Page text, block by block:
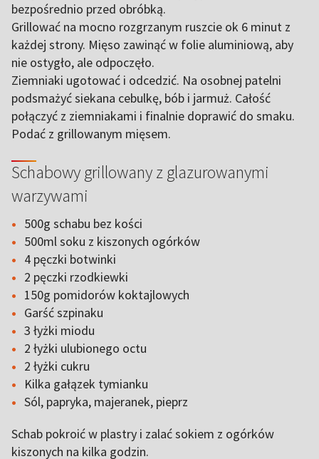
bezpośrednio przed obróbką.
Grillować na mocno rozgrzanym ruszcie ok 6 minut z
każdej strony. Mięso zawinąć w folie aluminiową, aby
nie ostygło, ale odpoczęło.
Ziemniaki ugotować i odcedzić. Na osobnej patelni
podsmażyć siekana cebulkę, bób i jarmuż. Całość
połączyć z ziemniakami i finalnie doprawić do smaku.
Podać z grillowanym mięsem.
Schabowy grillowany z glazurowanymi
warzywami
500g schabu bez kości
500ml soku z kiszonych ogórków
4 pęczki botwinki
2 pęczki rzodkiewki
150g pomidorów koktajlowych
Garść szpinaku
3 łyżki miodu
2 łyżki ulubionego octu
2 łyżki cukru
Kilka gałązek tymianku
Sól, papryka, majeranek, pieprz
Schab pokroić w plastry i zalać sokiem z ogórków
kiszonych na kilka godzin.